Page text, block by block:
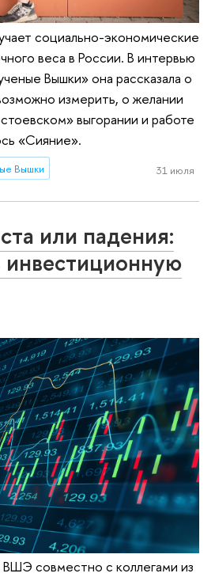
социально-экономические
веса в России. В интервью
Вышки» она рассказала о
измерить, о желании
выгорании и работе
«Сияние».
Вышки 31 июля
или падения:
инвестиционную
совместно с коллегами из